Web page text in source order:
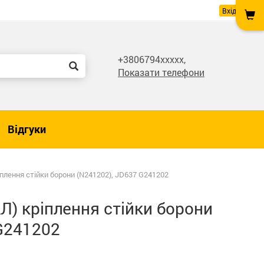
Вхід
+3806794xxxxx,
Показати телефони
Відгуки
стійки борони (N241202), JD637 G241202
кріплення стійки борони